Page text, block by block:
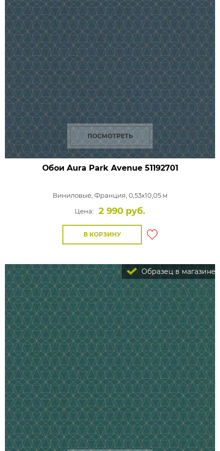
ПОСМОТРЕТЬ
Обои Aura Park Avenue51192701
Виниловые, Франция, 0,53x10,05 м
Цена:
2 990 руб.
В КОРЗИНУ
Образец в магазине